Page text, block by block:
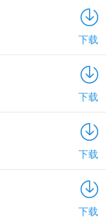
下载
下载
下载
下载